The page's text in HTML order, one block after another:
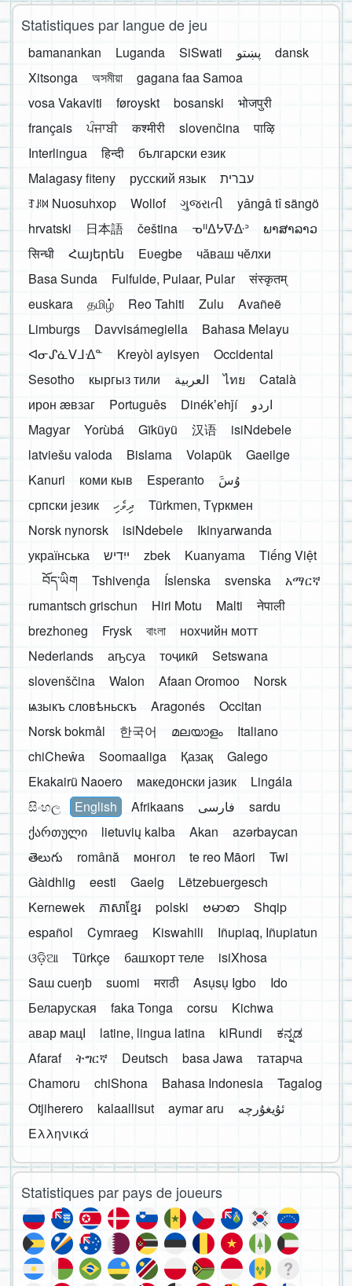
Statistiques par langue de jeu
bamanankan Luganda SiSwati پښتو
dansk
Xitsonga
অসমীয়া
gagana faa Samoa
vosa Vakaviti
føroyskt bosanski
भोजपुरी
français
ਪੰਜਾਬੀ कश्मीरी slovenčina
पाऴि
Interlingua
हिन्दी
български език
Malagasy fiteny
русский язык
עברית
ꆈꌠ꒿ Nuosuhxop
Wollof ગુજરાતી
yângâ tî sängö
hrvatski
日本語 čeština ᓀᐦᐃᔭᐍᐏᐣ
ພາສາລາວ
सिन्धी
Հայերեն Eʋegbe
чӑваш чӗлхи
Basa Sunda
Fulfulde, Pulaar, Pular
संस्कृतम्
euskara
தமிழ் Reo Tahiti Zulu
Avañeẽ
Limburgs
Davvisámegiella
Bahasa Melayu
ᐊᓂᔑᓈᐯᒧᐎᓐ
Kreyòl ayisyen
Occidental
Sesotho
кыргыз тили العربية ไทย
Català
ирон æвзаг
Português Dinékʼehǰí
اردو
Magyar
Yorùbá Gĩkũyũ 汉语
isiNdebele
latviešu valoda
Bislama Volapük
Gaeilge
Kanuri
коми кыв Esperanto
َوُسَ
српски језик
ދިވެހި
Türkmen, Түркмен
Norsk nynorsk
isiNdebele
Ikinyarwanda
українська
ייִדיש zbek Kuanyama
Tiếng Việt
བོད་ཡིག
Tshivenḓa Íslenska svenska
አማርኛ
rumantsch grischun
Hiri Motu Malti
नेपाली
brezhoneg
Frysk বাংলা
нохчийн мотт
Nederlands
аҧсуа тоҷикӣ
Setswana
slovenščina
Walon Afaan Oromoo
Norsk
ѩзыкъ словѣньскъ
Aragonés
Occitan
Norsk bokmål
한국어 മലയാളം
Italiano
chiCheŵa
Soomaaliga Қазақ
Galego
Ekakairũ Naoero
македонски јазик
Lingála
සිංහල
English Afrikaans فارسی
sardu
ქართული
lietuvių kalba Akan
azərbaycan
తెలుగు
română монгол te reo Māori
Twi
Gàidhlig
eesti Gaelg
Lëtzebuergesch
Kernewek
ភាសាខ្មែរ polski ဗမာစာ
Shqip
español
Cymraeg Kiswahili
Iñupiaq, Iñupiatun
ଓଡ଼ିଆ
Türkçe башҡорт теле
isiXhosa
Saɯ cueŋƅ
suomi मराठी Asụsụ Igbo
Ido
Беларуская
faka Tonga corsu
Kichwa
авар мацӀ
latine, lingua latina kiRundi
ಕನ್ನಡ
Afaraf
ትግርኛ Deutsch basa Jawa
татарча
Chamoru
chiShona Bahasa Indonesia
Tagalog
Otjiherero
kalaallisut aymar aru
Ελληνικά
Statistiques par pays de joueurs